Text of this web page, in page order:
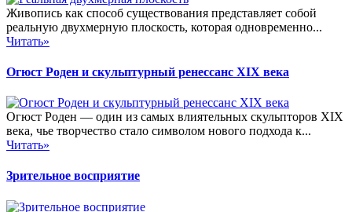
Живопись как способ существования представляет собой
реальную двухмерную плоскость, которая одновременно...
Читать»
Огюст Роден и скульптурный ренессанс XIX века
Огюст Роден — один из самых влиятельных скульпторов XIX
века, чье творчество стало символом нового подхода к...
Читать»
Зрительное восприятие